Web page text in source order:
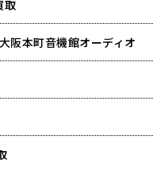
取
阪本町音機館オーディオ